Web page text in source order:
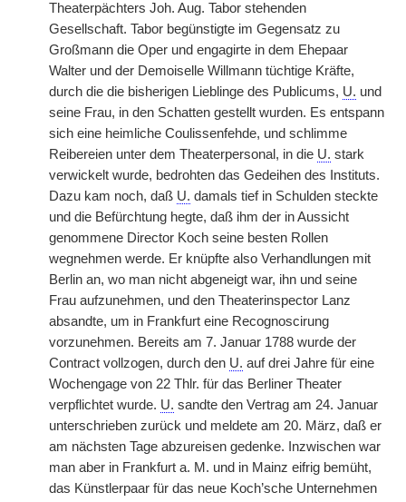
Theaterpächters Joh. Aug. Tabor stehenden
Gesellschaft. Tabor begünstigte im Gegensatz zu
Großmann die Oper und engagirte in dem Ehepaar
Walter und der Demoiselle Willmann tüchtige Kräfte,
durch die die bisherigen Lieblinge des Publicums, U. und
seine Frau, in den Schatten gestellt wurden. Es entspann
sich eine heimliche Coulissenfehde, und schlimme
Reibereien unter dem Theaterpersonal, in die U. stark
verwickelt wurde, bedrohten das Gedeihen des Instituts.
Dazu kam noch, daß U. damals tief in Schulden steckte
und die Befürchtung hegte, daß ihm der in Aussicht
genommene Director Koch seine besten Rollen
wegnehmen werde. Er knüpfte also Verhandlungen mit
Berlin an, wo man nicht abgeneigt war, ihn und seine
Frau aufzunehmen, und den Theaterinspector Lanz
absandte, um in Frankfurt eine Recognoscirung
vorzunehmen. Bereits am 7. Januar 1788 wurde der
Contract vollzogen, durch den U. auf drei Jahre für eine
Wochengage von 22 Thlr. für das Berliner Theater
verpflichtet wurde. U. sandte den Vertrag am 24. Januar
unterschrieben zurück und meldete am 20. März, daß er
am nächsten Tage abzureisen gedenke. Inzwischen war
man aber in Frankfurt a. M. und in Mainz eifrig bemüht,
das Künstlerpaar für das neue Koch’sche Unternehmen